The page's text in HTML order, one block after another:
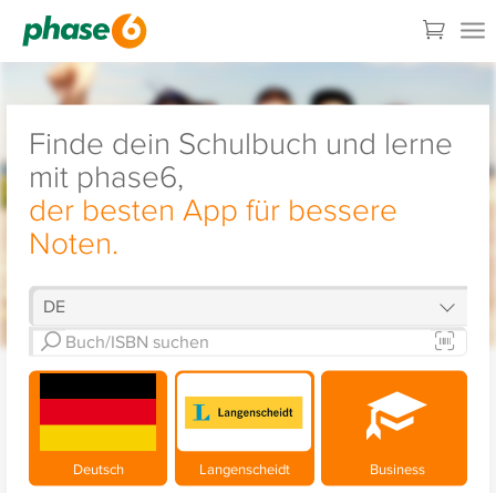
Finde dein Schulbuch und lerne
mit phase6,
der besten App für bessere
Noten.
Deutsch Langenscheidt Business